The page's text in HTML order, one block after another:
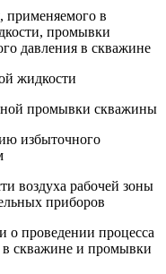
применяемого в
промывки
давления в скважине
жидкости
промывки скважины
избыточного
воздуха рабочей зоны
приборов
о проведении процесса
в скважине и промывки